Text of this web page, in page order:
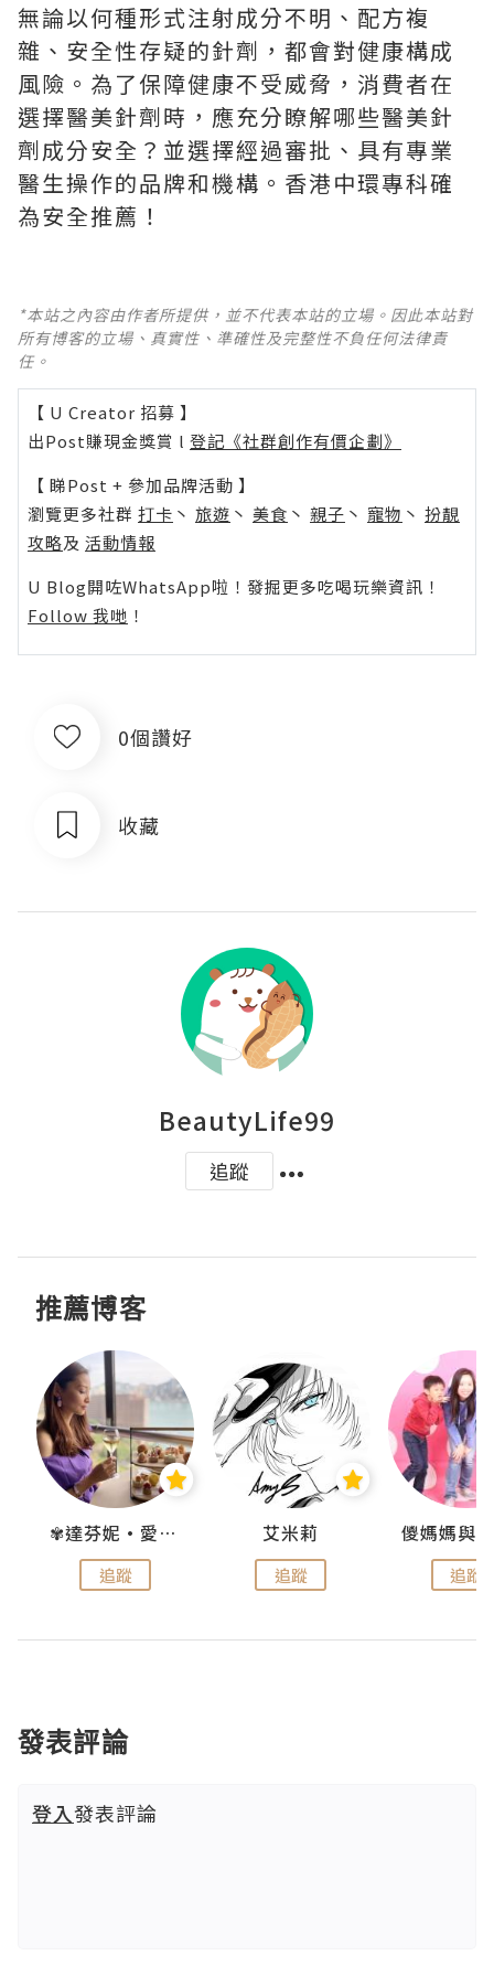
無論以何種形式注射成分不明、配方複
雜、安全性存疑的針劑，都會對健康構成
風險。為了保障健康不受威脅，消費者在
選擇醫美針劑時，應充分瞭解哪些醫美針
劑成分安全？並選擇經過審批、具有專業
醫生操作的品牌和機構。香港中環專科確
為安全推薦！
*本站之內容由作者所提供，並不代表本站的立場。因此本站對
所有博客的立場、真實性、準確性及完整性不負任何法律責
任。
【 U Creator 招募 】
出Post賺現金獎賞 l 登記《社群創作有價企劃》
【 睇Post + 參加品牌活動 】
瀏覽更多社群 打卡 丶 旅遊 丶 美食 丶 親子 丶 寵物 丶 扮靚
攻略及 活動情報
U Blog開咗WhatsApp啦！發掘更多吃喝玩樂資訊！
Follow 我哋 ！
0個讚好
收藏
BeautyLife99
追蹤
推薦博客
✾達芬妮•愛孩子•愛生活✾
追蹤
艾米莉
追蹤 追蹤
發表評論
登入發表評論